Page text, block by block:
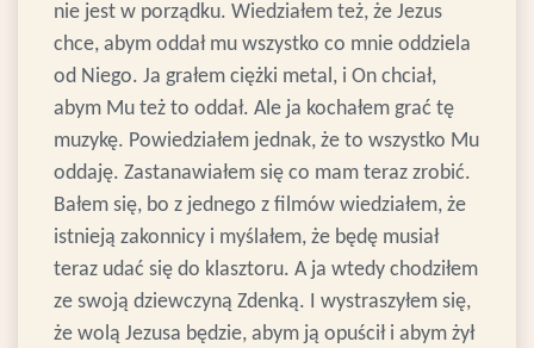
nie jest w porządku. Wiedziałem też, że Jezus
chce, abym oddał mu wszystko co mnie oddziela
od Niego. Ja grałem ciężki metal, i On chciał,
abym Mu też to oddał. Ale ja kochałem grać tę
muzykę. Powiedziałem jednak, że to wszystko Mu
oddaję. Zastanawiałem się co mam teraz zrobić.
Bałem się, bo z jednego z filmów wiedziałem, że
istnieją zakonnicy i myślałem, że będę musiał
teraz udać się do klasztoru. A ja wtedy chodziłem
ze swoją dziewczyną Zdenką. I wystraszyłem się,
że wolą Jezusa będzie, abym ją opuścił i abym żył